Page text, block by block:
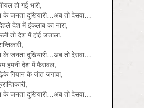
हो गई भारी,
के जनता दुखियारी…अब तो देसवा…
देश में इंकलाब का नारा,
तो देश में होई उजाला,
के जनता दुखियारी…अब तो देसवा…
हमनी देश में फैरावल,
गियान के जोत जगावा,
के जनता दुखियारी…अब तो देसवा…